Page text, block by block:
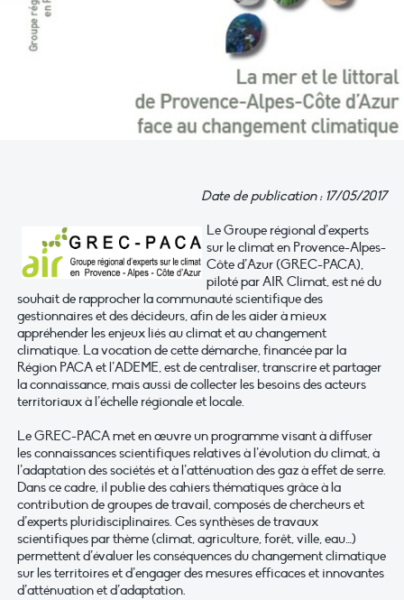
Date de publication : 17/05/2017
Le Groupe régional d’experts
sur le climat en Provence-Alpes-
Côte d’Azur (GREC-PACA),
piloté par AIR Climat, est né du
souhait de rapprocher la communauté scientifique des
gestionnaires et des décideurs, afin de les aider à mieux
appréhender les enjeux liés au climat et au changement
climatique. La vocation de cette démarche, financée par la
Région PACA et l’ADEME, est de centraliser, transcrire et partager
la connaissance, mais aussi de collecter les besoins des acteurs
territoriaux à l’échelle régionale et locale.
Le GREC-PACA met en œuvre un programme visant à diffuser
les connaissances scientifiques relatives à l’évolution du climat, à
l’adaptation des sociétés et à l’atténuation des gaz à effet de serre.
Dans ce cadre, il publie des cahiers thématiques grâce à la
contribution de groupes de travail, composés de chercheurs et
d’experts pluridisciplinaires. Ces synthèses de travaux
scientifiques par thème (climat, agriculture, forêt, ville, eau…)
permettent d’évaluer les conséquences du changement climatique
sur les territoires et d’engager des mesures efficaces et innovantes
d’atténuation et d’adaptation.